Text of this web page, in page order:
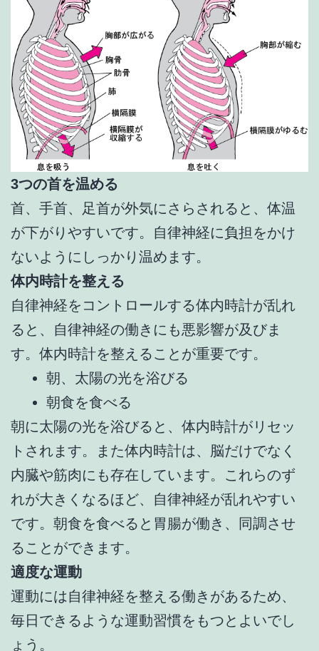
3つの首を温める
首、手首、足首が外気にさらされると、体温
が下がりやすいです。自律神経に負担をかけ
ないようにしっかり温めます。
体内時計を整える
自律神経をコントロールする体内時計が乱れ
ると、自律神経の働きにも悪影響が及びま
す。体内時計を整えることが重要です。
朝、太陽の光を浴びる
朝食を食べる
朝に太陽の光を浴びると、体内時計がリセッ
トされます。また体内時計は、脳だけでなく
内臓や筋肉にも存在しています。これらのず
れが大きくなるほど、自律神経が乱れやすい
です。朝食を食べると胃腸が働き、同調させ
ることができます。
適度な運動
運動には自律神経を整える働きがあるため、
毎日できるような運動習慣をもつとよいでし
ょう。